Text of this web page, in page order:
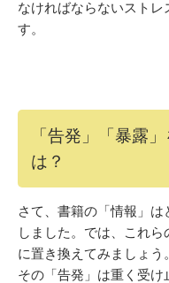
なければならないストレ
す。
「告発」「暴露
は？
さて、書籍の「情報」
しました。では、これら
に置き換えてみましょう
その「告発」は重く受